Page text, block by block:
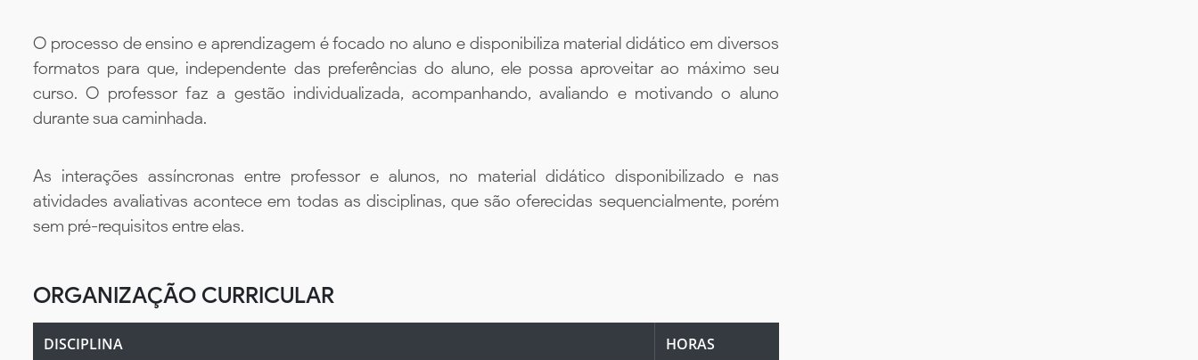
O processo de ensino e aprendizagem é focado no aluno e disponibiliza material didático em diversos
formatos para que, independente das preferências do aluno, ele possa aproveitar ao máximo seu
curso. O professor faz a gestão individualizada, acompanhando, avaliando e motivando o aluno
durante sua caminhada.
As interações assíncronas entre professor e alunos, no material didático disponibilizado e nas
atividades avaliativas acontece em todas as disciplinas, que são oferecidas sequencialmente, porém
sem pré-requisitos entre elas.
ORGANIZAÇÃO CURRICULAR
DISCIPLINA HORAS